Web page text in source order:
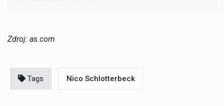
Zdroj: as.com
Tags Nico Schlotterbeck